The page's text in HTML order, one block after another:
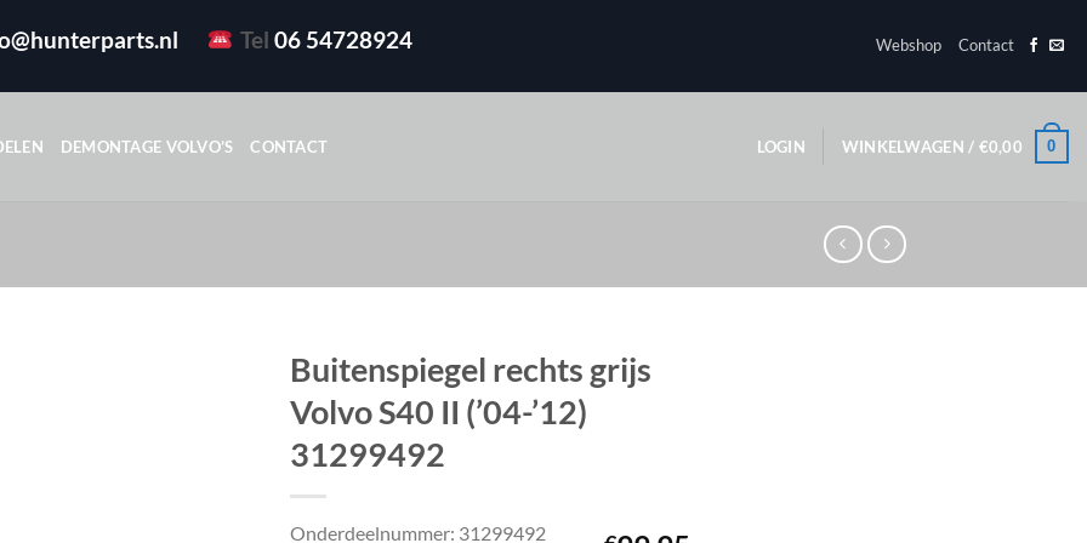
Tel 06 54728924 Webshop Contact
DEMONTAGE VOLVO’S CONTACT LOGIN WINKELWAGEN / €0,00 0
Buitenspiegel rechts grijs
Volvo S40 II (’04-’12)
31299492
Onderdeelnummer: 31299492